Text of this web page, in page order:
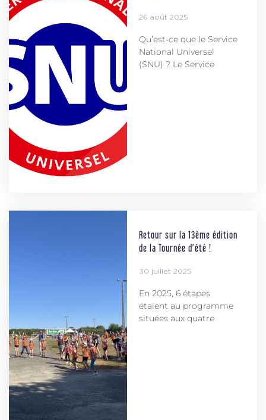
26 août 2025
Qu’est-ce que le Service
National Universel
(SNU) ? Le Service
Retour sur la 13ème édition
de la Tournée d’été !
30 juillet 2025
En 2025, 6 étapes
étaient au programme
situées aux quatre